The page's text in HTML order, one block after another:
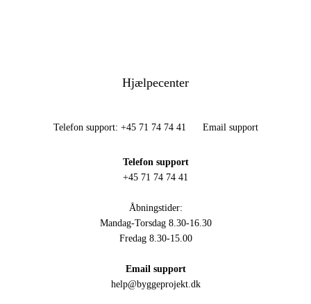
Hjælpecenter
Telefon support: +45 71 74 74 41 Email support
Telefon support
+45 71 74 74 41
Åbningstider:
Mandag-Torsdag 8.30-16.30
Fredag 8.30-15.00
Email support
help@byggeprojekt.dk